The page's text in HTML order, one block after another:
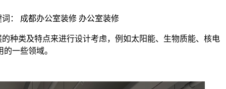
词： 成都办公室装修 办公室装修
类及特点来进行设计考虑，例如太阳能、生物质能、核电
一些领域。